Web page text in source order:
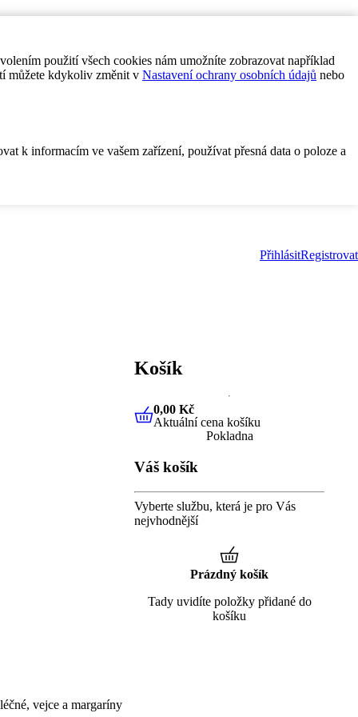
použití všech cookies nám umožníte zobrazovat například
můžete kdykoliv změnit v Nastavení ochrany osobních údajů nebo
k informacím ve vašem zařízení, používat přesná data o poloze a
PřihlásitRegistrovat
vejce a margaríny
Košík
0,00 KčAktuální cena košíku
0,00 Kč
Aktuální cena košíku
Pokladna
Váš košík
Vyberte službu, která je pro Vás
nejvhodnější
Prázdný košík
Tady uvidíte položky přidané do
košíku